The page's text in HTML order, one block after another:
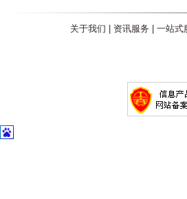
关于我们 资讯服务 一站式